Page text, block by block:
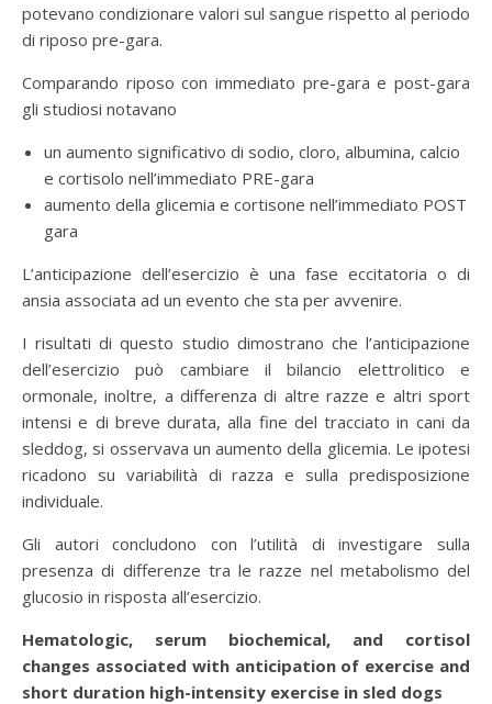
potevano condizionare valori sul sangue rispetto al periodo
di riposo pre-gara.
Comparando riposo con immediato pre-gara e post-gara
gli studiosi notavano
un aumento significativo di sodio, cloro, albumina, calcio
e cortisolo nell’immediato PRE-gara
aumento della glicemia e cortisone nell’immediato POST
gara
L’anticipazione dell’esercizio è una fase eccitatoria o di
ansia associata ad un evento che sta per avvenire.
I risultati di questo studio dimostrano che l’anticipazione
dell’esercizio può cambiare il bilancio elettrolitico e
ormonale, inoltre, a differenza di altre razze e altri sport
intensi e di breve durata, alla fine del tracciato in cani da
sleddog, si osservava un aumento della glicemia. Le ipotesi
ricadono su variabilità di razza e sulla predisposizione
individuale.
Gli autori concludono con l’utilità di investigare sulla
presenza di differenze tra le razze nel metabolismo del
glucosio in risposta all’esercizio.
Hematologic, serum biochemical, and cortisol
changes associated with anticipation of exercise and
short duration high-intensity exercise in sled dogs